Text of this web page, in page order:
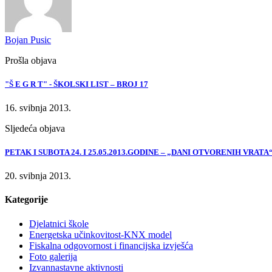
Bojan Pusic
Prošla objava
"Š E G R T" - ŠKOLSKI LIST – BROJ 17
16. svibnja 2013.
Sljedeća objava
PETAK I SUBOTA 24. I 25.05.2013.GODINE – „DANI OTVORENIH
20. svibnja 2013.
Kategorije
Djelatnici škole
Energetska učinkovitost-KNX model
Fiskalna odgovornost i financijska izvješća
Foto galerija
Izvannastavne aktivnosti